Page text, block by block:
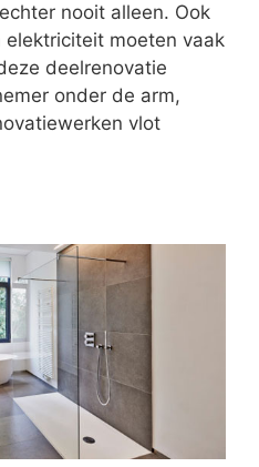
nooit alleen. Ook
moeten vaak
deelrenovatie
onder de arm,
vlot